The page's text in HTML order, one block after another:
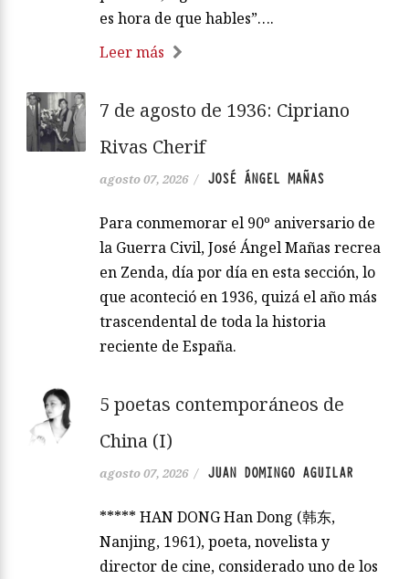
es hora de que hables”….
Leer más
7 de agosto de 1936: Cipriano
Rivas Cherif
agosto 07, 2026 / JOSÉ ÁNGEL MAÑAS
Para conmemorar el 90º aniversario de
la Guerra Civil, José Ángel Mañas recrea
en Zenda, día por día en esta sección, lo
que aconteció en 1936, quizá el año más
trascendental de toda la historia
reciente de España.
5 poetas contemporáneos de
China (I)
agosto 07, 2026 / JUAN DOMINGO AGUILAR
***** HAN DONG Han Dong (韩东,
Nanjing, 1961), poeta, novelista y
director de cine, considerado uno de los